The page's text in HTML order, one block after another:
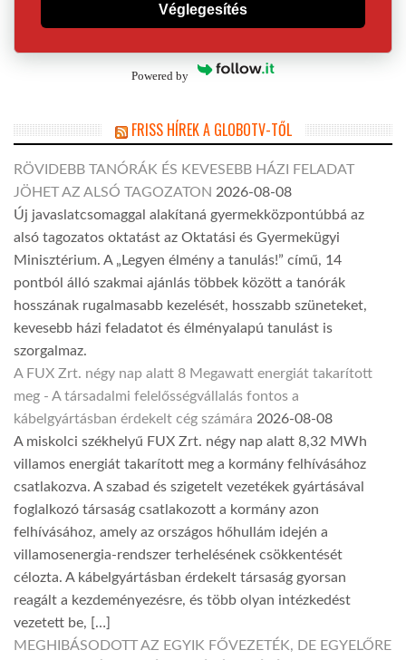
Véglegesítés
Powered by
FRISS HÍREK A GLOBOTV-TŐL
RÖVIDEBB TANÓRÁK ÉS KEVESEBB HÁZI FELADAT
JÖHET AZ ALSÓ TAGOZATON 2026-08-08
Új javaslatcsomaggal alakítaná gyermekközpontúbbá az
alsó tagozatos oktatást az Oktatási és Gyermekügyi
Minisztérium. A „Legyen élmény a tanulás!” című, 14
pontból álló szakmai ajánlás többek között a tanórák
hosszának rugalmasabb kezelését, hosszabb szüneteket,
kevesebb házi feladatot és élményalapú tanulást is
szorgalmaz.
A FUX Zrt. négy nap alatt 8 Megawatt energiát takarított
meg - A társadalmi felelősségvállalás fontos a
kábelgyártásban érdekelt cég számára 2026-08-08
A miskolci székhelyű FUX Zrt. négy nap alatt 8,32 MWh
villamos energiát takarított meg a kormány felhívásához
csatlakozva. A szabad és szigetelt vezetékek gyártásával
foglalkozó társaság csatlakozott a kormány azon
felhívásához, amely az országos hőhullám idején a
villamosenergia-rendszer terhelésének csökkentését
célozta. A kábelgyártásban érdekelt társaság gyorsan
reagált a kezdeményezésre, és több olyan intézkedést
vezetett be, […]
MEGHIBÁSODOTT AZ EGYIK FŐVEZETÉK, DE EGYELŐRE